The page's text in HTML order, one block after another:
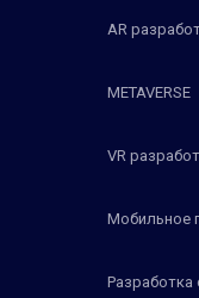
AR
METAVERSE
VR
Мобильное
Разработка